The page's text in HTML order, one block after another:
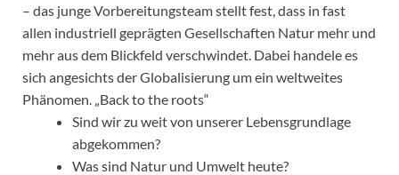
– das junge Vorbereitungsteam stellt fest, dass in fast
allen industriell geprägten Gesellschaften Natur mehr und
mehr aus dem Blickfeld verschwindet. Dabei handele es
sich angesichts der Globalisierung um ein weltweites
Phänomen. „Back to the roots“
Sind wir zu weit von unserer Lebensgrundlage
abgekommen?
Was sind Natur und Umwelt heute?